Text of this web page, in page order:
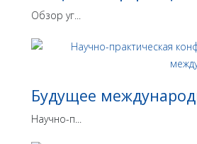
Обзор уг...
Будущее
Научно-п...